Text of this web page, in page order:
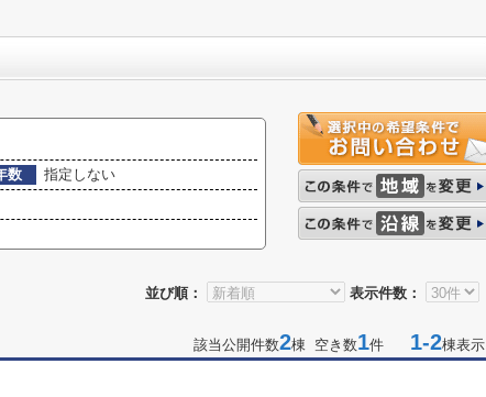
数
指定しない
並び順： 表示件数：
該当公開件数2棟 空き数1件 1-2棟表示